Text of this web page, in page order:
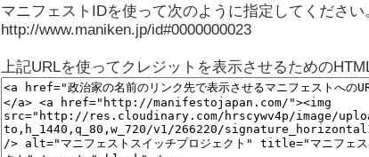
マニフェストIDを使って次のように指定してください
http://www.maniken.jp/id#0000000023
上記URLを使ってクレジットを表示させるための